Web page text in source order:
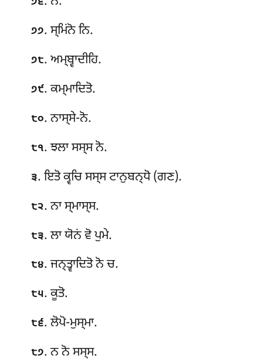
੭੭. ਸ੍ਮਿਂਨੋ ਨਿ.
੭੮. ਅਮ੍ਬ੍ਵਾਦੀਹਿ.
੭੯. ਕਮ੍ਮਾਦਿਤੋ.
੮੦. ਨਾਸ੍ਸੇ-ਨੋ.
੮੧. ਝਲਾ ਸਸ੍ਸ ਨੋ.
੩. ਇਤੋ ਕ੍ਵਚਿ ਸਸ੍ਸ ਟਾਨੁਬਨ੍ਧੋ (ਗਣ).
੮੨. ਨਾ ਸ੍ਮਾਸ੍ਸ.
੮੩. ਲਾ ਯੋਨਂ ਵੋ ਪੁਮੇ.
੮੪. ਜਨ੍ਤ੍ਵਾਦਿਤੋ ਨੋ ਚ.
੮੫. ਕੂਤੋ.
੮੬. ਲੋਪੋ-ਮੁਸ੍ਮਾ.
੮੭. ਨ ਨੋ ਸਸ੍ਸ.